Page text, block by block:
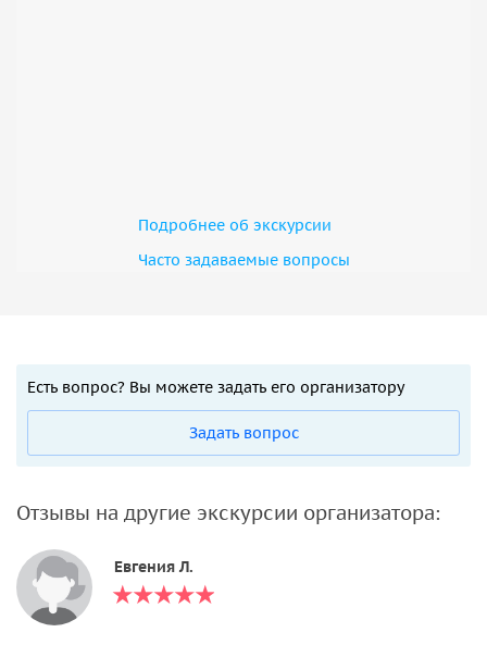
Подробнее об экскурсии
Часто задаваемые вопросы
Есть вопрос? Вы можете задать его организатору
Задать вопрос
Отзывы на другие экскурсии организатора:
Евгения Л.